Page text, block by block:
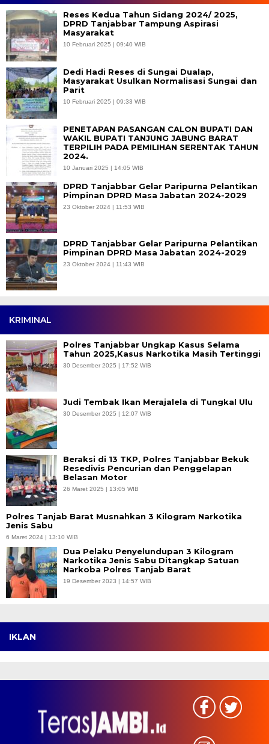
Reses Kedua Tahun Sidang 2024/ 2025,
DPRD Tanjabbar Tampung Aspirasi
Masyarakat
10 Februari 2025 | 09:40 WIB
Dedi Hadi Reses di Sungai Dualap,
Masyarakat Usulkan Normalisasi Sungai dan
Parit
10 Februari 2025 | 09:33 WIB
PENETAPAN PASANGAN CALON BUPATI DAN
WAKIL BUPATI TANJUNG JABUNG BARAT
TERPILIH PADA PEMILIHAN SERENTAK TAHUN
2024.
10 Januari 2025 | 14:05 WIB
DPRD Tanjabbar Gelar Paripurna Pelantikan
Pimpinan DPRD Masa Jabatan 2024-2029
23 Oktober 2024 | 11:53 WIB
DPRD Tanjabbar Gelar Paripurna Pelantikan
Pimpinan DPRD Masa Jabatan 2024-2029
23 Oktober 2024 | 11:43 WIB
KRIMINAL
Polres Tanjabbar Ungkap Kasus Selama
Tahun 2025,Kasus Narkotika Masih Tertinggi
30 Desember 2025 | 17:52 WIB
Judi Tembak Ikan Merajalela di Tungkal Ulu
30 Desember 2025 | 12:07 WIB
Beraksi di 13 TKP, Polres Tanjabbar Bekuk
Resedivis Pencurian dan Penggelapan
Belasan Motor
26 Maret 2025 | 13:05 WIB
Polres Tanjab Barat Musnahkan 3 Kilogram Narkotika
Jenis Sabu
6 Maret 2024 | 13:10 WIB
Dua Pelaku Penyelundupan 3 Kilogram
Narkotika Jenis Sabu Ditangkap Satuan
Narkoba Polres Tanjab Barat
19 Desember 2023 | 14:57 WIB
IKLAN